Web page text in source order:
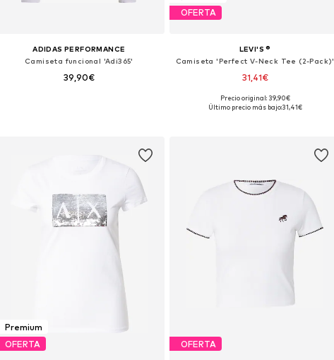
ADIDAS PERFORMANCE
Camiseta funcional 'Adi365'
39,90€
OFERTA
LEVI'S ®
Camiseta 'Perfect V-Neck Tee (2-Pack)'
31,41€
Tallas disponibles: XS, S, M, L
Precio original: 39,90€
Último precio más bajo:31,41€
Premium
OFERTA
OFERTA